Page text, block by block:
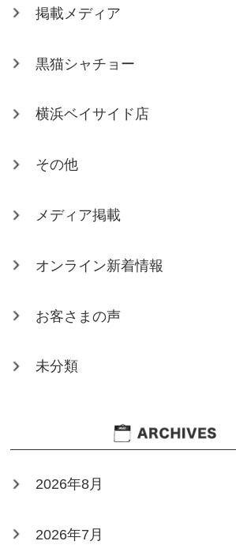
掲載メディア
黒猫シャチョー
横浜ベイサイド店
その他
メディア掲載
オンライン新着情報
お客さまの声
未分類
2026年8月
2026年7月